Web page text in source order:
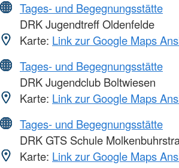
Tages- und Begegnungsstätte
DRK Jugendtreff Oldenfelde
Karte: Link zur Google Maps
Tages- und Begegnungsstätte
DRK Jugendclub Boltwiesen
Karte: Link zur Google Maps
Tages- und Begegnungsstätte
DRK GTS Schule
Karte: Link zur Google Maps